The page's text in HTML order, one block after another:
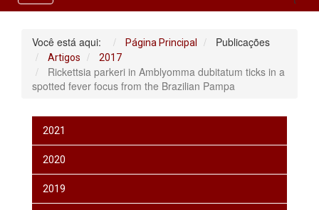
Você está aqui: Página Principal Publicações
Artigos 2017
Rickettsia parkeri in Amblyomma dubitatum ticks in a
spotted fever focus from the Brazilian Pampa
2021
2020
2019